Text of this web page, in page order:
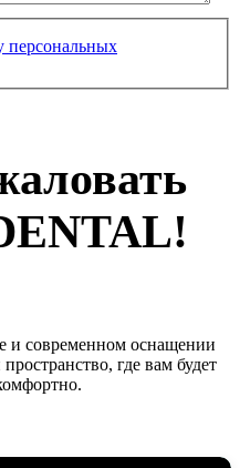
персональных
и современном оснащении
где вам будет